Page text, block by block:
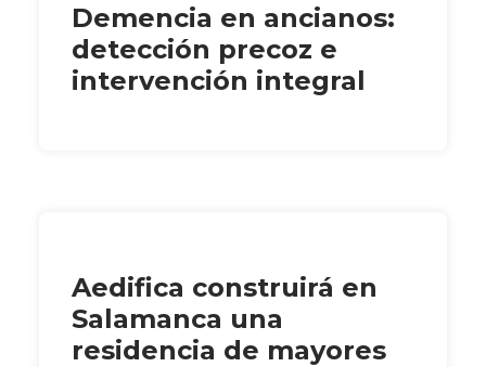
Demencia en ancianos:
detección precoz e
intervención integral
Aedifica construirá en
Salamanca una
residencia de mayores